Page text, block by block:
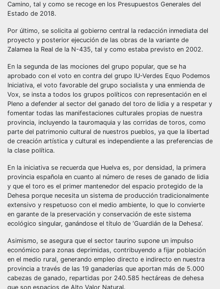
Camino, tal y como se recoge en los Presupuestos Generales del
Estado de 2018.
Por último, se solicita al gobierno central la redacción inmediata del
proyecto y posterior ejecución de las obras de la variante de
Zalamea la Real de la N-435, tal y como estaba previsto en 2002.
En la segunda de las mociones del grupo popular, que se ha
aprobado con el voto en contra del grupo IU-Verdes Equo Podemos
Iniciativa, el voto favorable del grupo socialista y una enmienda de
Vox, se insta a todos los grupos políticos con representación en el
Pleno a defender al sector del ganado del toro de lidia y a respetar y
fomentar todas las manifestaciones culturales propias de nuestra
provincia, incluyendo la tauromaquia y las corridas de toros, como
parte del patrimonio cultural de nuestros pueblos, ya que la libertad
de creación artística y cultural es independiente a las preferencias de
la clase política.
En la iniciativa se recuerda que Huelva es, por densidad, la primera
provincia española en cuanto al número de reses de ganado de lidia
y que el toro es el primer mantenedor del espacio protegido de la
Dehesa porque necesita un sistema de producción tradicionalmente
extensivo y respetuoso con el medio ambiente, lo que lo convierte
en garante de la preservación y conservación de este sistema
ecológico singular, ganándose el título de ‘Guardián de la Dehesa’.
Asimismo, se asegura que el sector taurino supone un impulso
económico para zonas deprimidas, contribuyendo a fijar población
en el medio rural, generando empleo directo e indirecto en nuestra
provincia a través de las 19 ganaderías que aportan más de 5.000
cabezas de ganado, repartidas por 240.585 hectáreas de dehesa
que son espacios de Alto Valor Natural.